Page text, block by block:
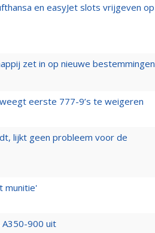
en easyJet slots vrijgeven op
zet in op nieuwe bestemmingen
eerste 777-9’s te weigeren
lijkt geen probleem voor de
munitie'
900 uit